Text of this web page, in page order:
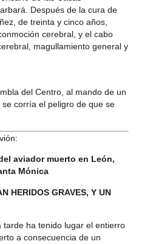
Después de la cura de
de treinta y cinco años,
cerebral, y el cabo
magullamiento general y
del Centro, al mando de un
corría el peligro de que se
aviador muerto en León,
Mónica
HERIDOS GRAVES, Y UN
ha tenido lugar el entierro
a consecuencia de un